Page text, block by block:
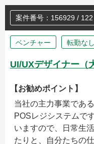
案件番号：156929 / 122
ベンチャー 転勤なし
UI/UXデザイナー（
【お勧めポイント】
当社の主力事業であ
POSレジシステムで
いますので、日常生
たりと、自分たちの